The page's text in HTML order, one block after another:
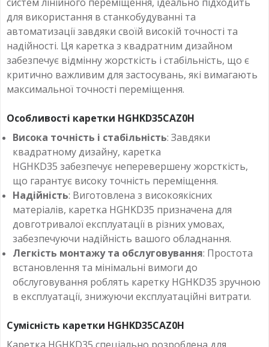
для використання в станкобудуванні та
автоматизації завдяки своїй високій точності та
надійності. Ця каретка з квадратним дизайном
забезпечує відмінну жорсткість і стабільність, що є
критично важливим для застосувань, які вимагають
максимальної точності переміщення.
Особливості каретки HGHKD35CAZ0H
Висока точність і стабільність: Завдяки
квадратному дизайну, каретка
HGHKD35 забезпечує неперевершену жорсткість,
що гарантує високу точність переміщення.
Надійність: Виготовлена з високоякісних
матеріалів, каретка HGHKD35 призначена для
довготривалої експлуатації в різних умовах,
забезпечуючи надійність вашого обладнання.
Легкість монтажу та обслуговування: Простота
встановлення та мінімальні вимоги до
обслуговування роблять каретку HGHKD35 зручною
в експлуатації, знижуючи експлуатаційні витрати.
Сумісність каретки HGHKD35CAZ0H